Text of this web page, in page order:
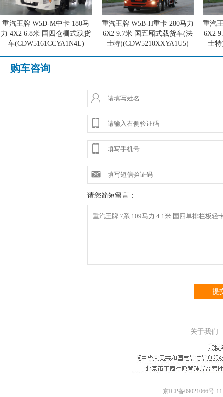
重汽王牌 W5D-M中卡 180马
力 4X2 6.8米 国四仓栅式载货
车(CDW5161CCYA1N4L)
重汽王牌 W5B-H重卡 280马力
6X2 9.7米 国五厢式载货车(法
士特)(CDW5210XXYA1U5)
重汽
6X2
士特
购车咨询
请您简短留言：
提
关于我们
京ICP备09021066号-11